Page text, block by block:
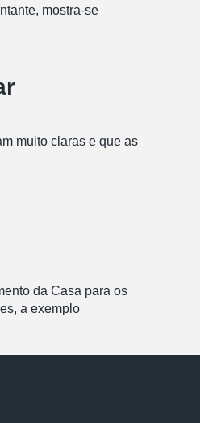
mostra-se
muito claras e que as
da Casa para os
a exemplo